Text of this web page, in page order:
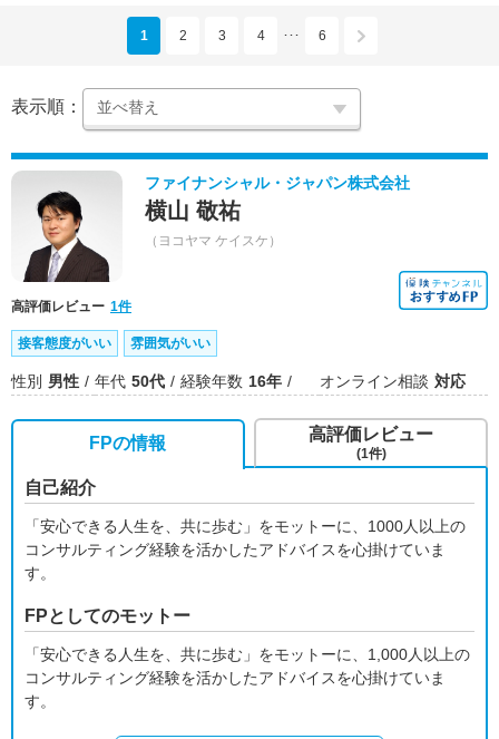
1 2 3 4 ･･･ 6
表示順：
ファイナンシャル・ジャパン株式会社
横山 敬祐
（ヨコヤマ ケイスケ）
高評価レビュー 1件
接客態度がいい 雰囲気がいい
性別 男性 年代 50代 経験年数 16年 オンライン相談 対応
FPの情報
自己紹介
「安心できる人生を、共に歩む」をモットーに、1000人以上の
コンサルティング経験を活かしたアドバイスを心掛けていま
す。
FPとしてのモットー
「安心できる人生を、共に歩む」をモットーに、1,000人以上の
コンサルティング経験を活かしたアドバイスを心掛けていま
す。
高評価レビュー
(1件)